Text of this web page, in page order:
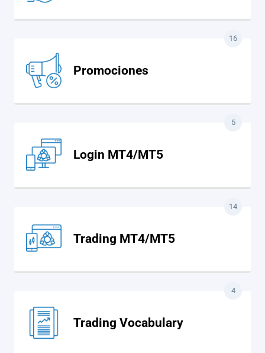
Promociones
16
Login MT4/MT5
5
Trading MT4/MT5
14
Trading Vocabulary
4